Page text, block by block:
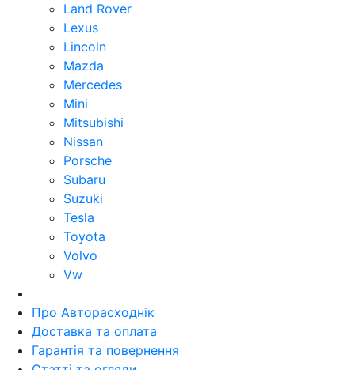
Land Rover
Lexus
Lincoln
Mazda
Mercedes
Mini
Mitsubishi
Nissan
Porsche
Subaru
Suzuki
Tesla
Toyota
Volvo
Vw
Про Авторасходнік
Доставка та оплата
Гарантія та повернення